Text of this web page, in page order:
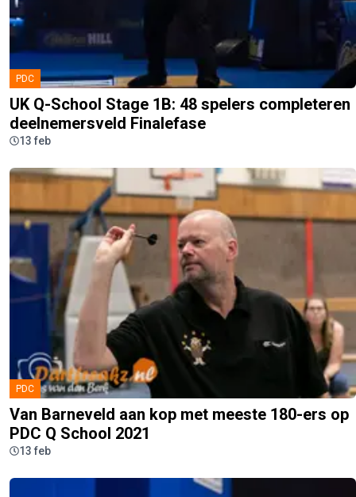
PDC
UK Q-School Stage 1B: 48 spelers completeren
deelnemersveld Finalefase
13 feb
PDC
Van Barneveld aan kop met meeste 180-ers op
PDC Q School 2021
13 feb